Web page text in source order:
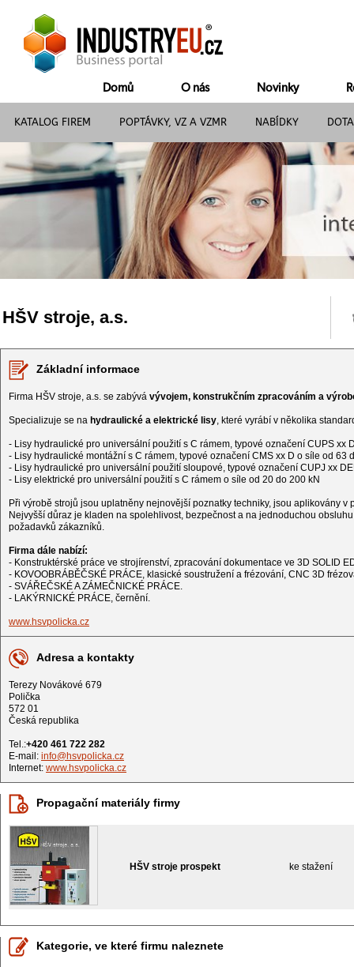
Domů O nás Novinky
KATALOG FIREM POPTÁVKY, VZ A VZMR NABÍDKY
HŠV stroje, a.s.
Základní informace
Firma HŠV stroje, a.s. se zabývá vývojem, konstrukčním zpracováním a
Specializuje se na hydraulické a elektrické lisy, které vyrábí v několika
- Lisy hydraulické pro universální použití s C rámem, typové označení CUPS xx
- Lisy hydraulické montážní s C rámem, typové označení CMS xx D o síle od
- Lisy hydraulické pro universální použití sloupové, typové označení CUPJ xx
- Lisy elektrické pro universální použití s C rámem o síle od 20 do 200 kN
Při výrobě strojů jsou uplatněny nejnovější poznatky techniky, jsou aplikovány
Nejvyšší důraz je kladen na spolehlivost, bezpečnost a na jednoduchou
požadavků zákazníků.
Firma dále nabízí:
- Konstruktérské práce ve strojírenství, zpracování dokumentace ve 3D SOLID
- KOVOOBRÁBĚČSKÉ PRÁCE, klasické soustružení a frézování, CNC 3D
- SVÁŘEČSKÉ A ZÁMEČNICKÉ PRÁCE.
- LAKÝRNICKÉ PRÁCE, černění.
www.hsvpolicka.cz
Adresa a kontakty
Terezy Novákové 679
Polička
572 01
Česká republika
Tel.:+420 461 722 282
E-mail: info@hsvpolicka.cz
Internet: www.hsvpolicka.cz
Propagační materiály firmy
HŠV stroje prospekt ke stažení
Kategorie, ve které firmu naleznete